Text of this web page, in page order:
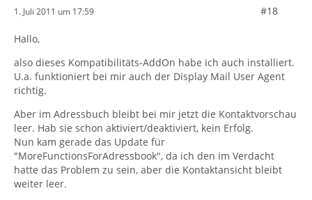
1. Juli 2011 um 17:59 #18
Hallo,
also dieses Kompatibilitäts-AddOn habe ich auch installiert.
U.a. funktioniert bei mir auch der Display Mail User Agent
richtig.
Aber im Adressbuch bleibt bei mir jetzt die Kontaktvorschau
leer. Hab sie schon aktiviert/deaktiviert, kein Erfolg.
Nun kam gerade das Update für
"MoreFunctionsForAdressbook", da ich den im Verdacht
hatte das Problem zu sein, aber die Kontaktansicht bleibt
weiter leer.